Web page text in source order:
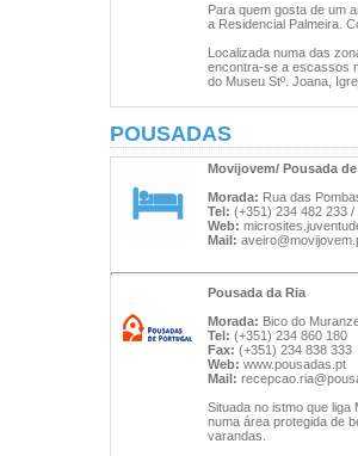
Para quem gosta de um
a Residencial Palmeira.
Localizada numa das
encontra-se a escassos
do Museu Stº. Joana,
POUSADAS
Movijovem/ Pousada
Morada: Rua das
Tel: (+351) 234 482 233
Web:
Mail:
Pousada da Ria
Morada: Bico do
Tel: (+351) 234 860 180
Fax: (+351) 234 838 333
Web: www.pousadas.pt
Mail:
Situada no istmo que
numa área protegida de
varandas.